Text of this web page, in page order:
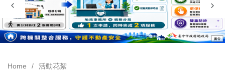
Home
活動花絮